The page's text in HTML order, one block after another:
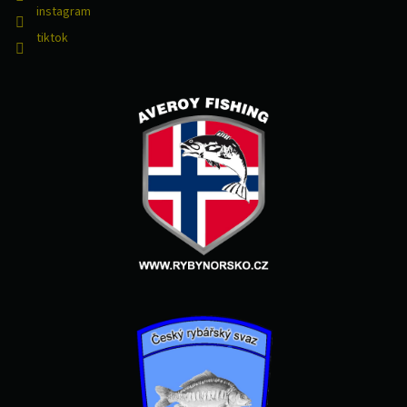
instagram
tiktok